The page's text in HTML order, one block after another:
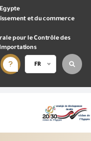
et du commerce
pour le Contrôle des
FR